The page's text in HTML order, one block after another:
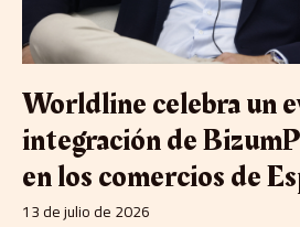
Worldline celebra un
integración de
en los comercios de
13 de julio de 2026
en
los
comercios
España